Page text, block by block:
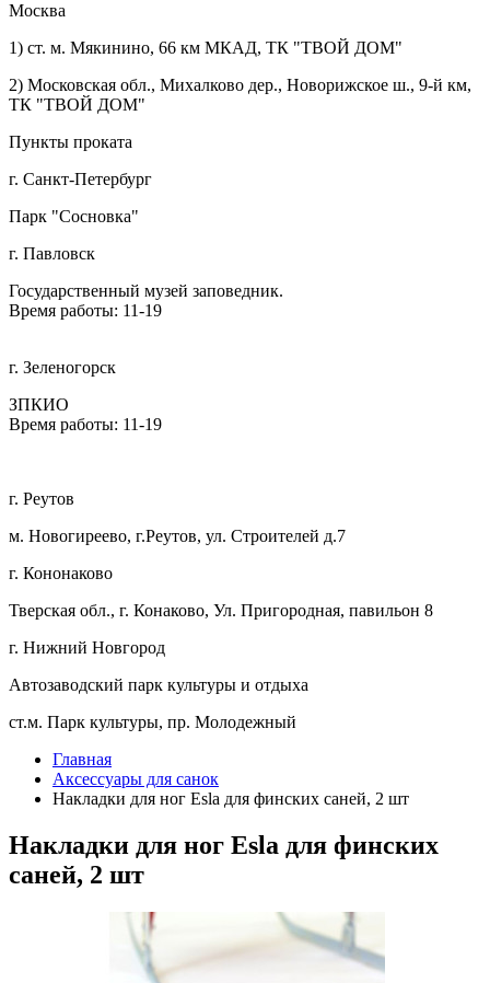
Москва
1) ст. м. Мякинино, 66 км МКАД, ТК "ТВОЙ ДОМ"
2) Московская обл., Михалково дер., Новорижское ш., 9-й км,
ТК "ТВОЙ ДОМ"
Пункты проката
г. Санкт-Петербург
Парк "Сосновка"
г. Павловск
Государственный музей заповедник.
Время работы: 11-19
г. Зеленогорск
ЗПКИО
Время работы: 11-19
г. Реутов
м. Новогиреево, г.Реутов, ул. Строителей д.7
г. Кононаково
Тверская обл., г. Конаково, Ул. Пригородная, павильон 8
г. Нижний Новгород
Автозаводский парк культуры и отдыха
ст.м. Парк культуры, пр. Молодежный
Главная
Аксессуары для санок
Накладки для ног Esla для финских саней, 2 шт
Накладки для ног Esla для финских
саней, 2 шт